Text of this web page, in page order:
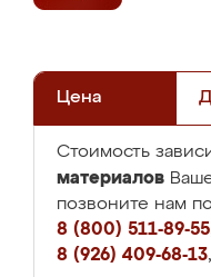
Цена
Стоимость
материалов
позвоните нам
8 (800) 511-89-55
8 (926) 409-68-13